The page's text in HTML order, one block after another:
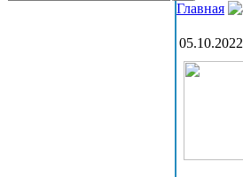
Главная
05.10.2022